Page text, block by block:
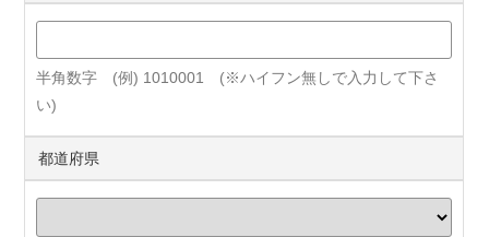
半角数字 (例) 1010001 (※ハイフン無しで入力して下さ
い)
都道府県